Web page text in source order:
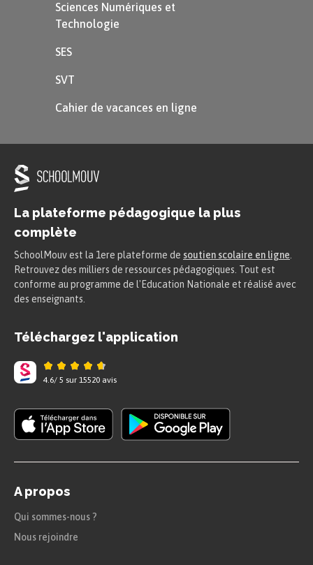
Sciences Numériques et
Technologie
SES
SVT
Cahier de vacances en ligne
La plateforme pédagogique la plus
complète
SchoolMouv est la 1ere plateforme de soutien scolaire en ligne
Retrouvez des milliers de ressources pédagogiques. Tout est
conforme au programme de l'Education Nationale et réalisé avec
des enseignants.
Téléchargez l'application
4.6/ 5 sur 15520 avis
A propos
Qui sommes-nous ?
Nous rejoindre